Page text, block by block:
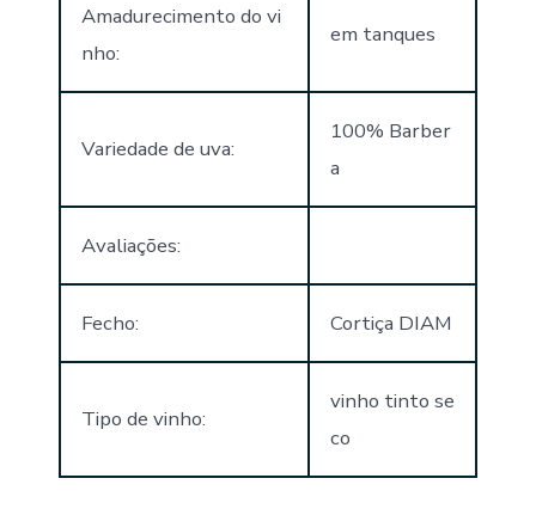
Amadurecimento do vi
nho:
em tanques
Variedade de uva:
100% Barber
a
Avaliações:
Fecho: Cortiça DIAM
Tipo de vinho:
vinho tinto se
co